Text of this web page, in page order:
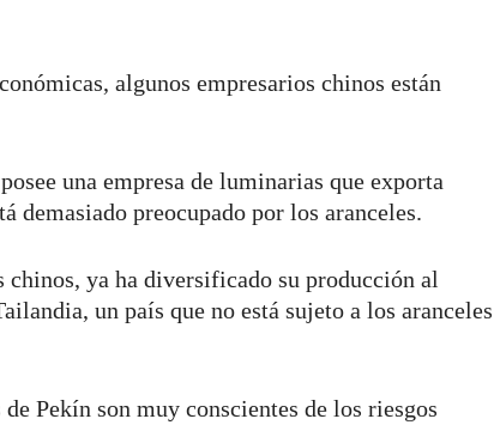
algunos empresarios chinos están
una empresa de luminarias que exporta
demasiado preocupado por los aranceles.
chinos, ya ha diversificado su producción al
un país que no está sujeto a los aranceles
Pekín son muy conscientes de los riesgos